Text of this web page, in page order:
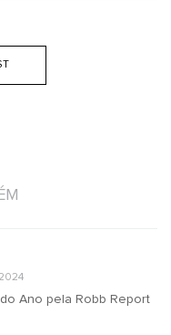
Ano pela Robb Report